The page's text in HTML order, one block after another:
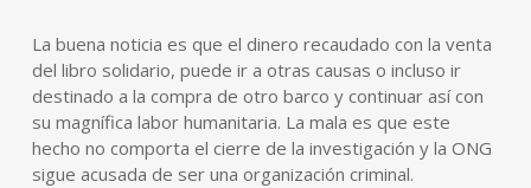
La buena noticia es que el dinero recaudado con la venta
del libro solidario, puede ir a otras causas o incluso ir
destinado a la compra de otro barco y continuar así con
su magnífica labor humanitaria. La mala es que este
hecho no comporta el cierre de la investigación y la ONG
sigue acusada de ser una organización criminal.